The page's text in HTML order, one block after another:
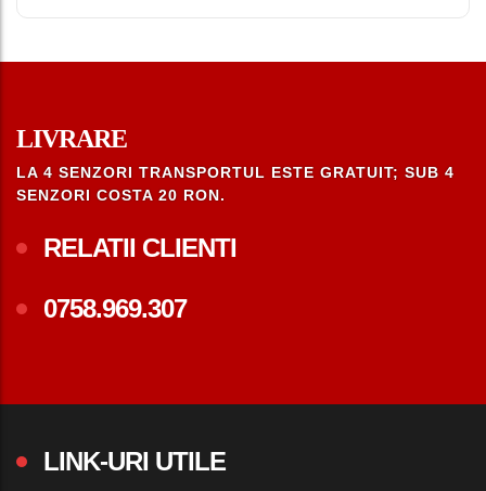
LIVRARE
LA 4 SENZORI TRANSPORTUL ESTE GRATUIT; SUB 4
SENZORI COSTA 20 RON.
RELATII CLIENTI
0758.969.307
LINK-URI UTILE